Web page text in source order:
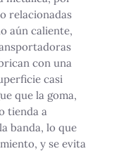
relacionadas
aún caliente,
con una
casi
que la goma,
tienda a
banda, lo que
y se evita